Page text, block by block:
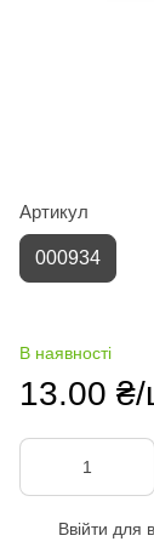
Артикул
000934
В наявності
13.00 ₴/
Ввійти для